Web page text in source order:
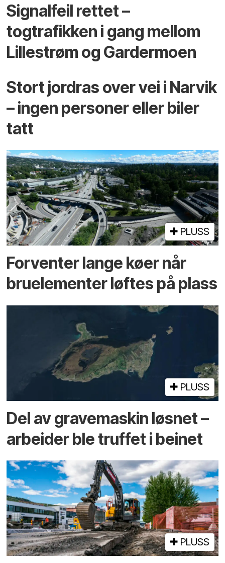
Signalfeil rettet –
togtrafikken i gang mellom
Lillestrøm og Gardermoen
Stort jordras over vei i Narvik
– ingen personer eller biler
tatt
PLUSS
Forventer lange køer når
bru­elementer løftes på plass
PLUSS
Del av grave­maskin løsnet –
arbeider ble truffet i beinet
PLUSS